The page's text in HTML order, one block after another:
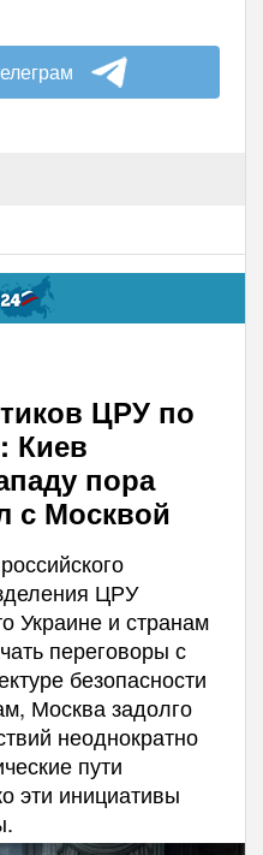
ЦРУ по
Киев
пора
с Москвой
ЦРУ
Украине и странам
переговоры с
безопасности
Москва задолго
неоднократно
пути
эти инициативы